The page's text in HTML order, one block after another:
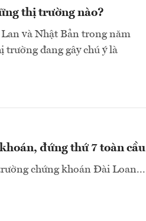
thị trường nào?
và Nhật Bản trong năm
đang gây chú ý là
đứng thứ 7 toàn cầu
chứng khoán Đài Loan...